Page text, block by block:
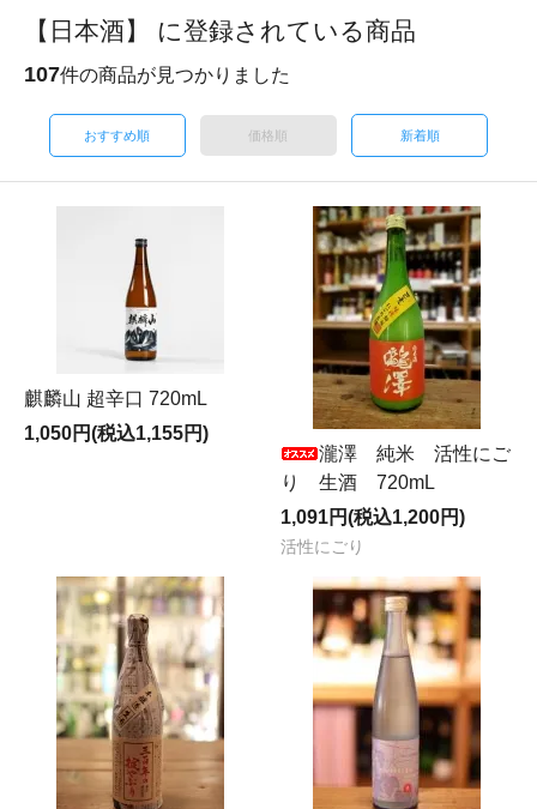
【日本酒】 に登録されている商品
107件の商品が見つかりました
おすすめ順 価格順 新着順
麒麟山 超辛口 720mL
1,050円(税込1,155円)
瀧澤 純米 活性にご
り 生酒 720mL
1,091円(税込1,200円)
活性にごり